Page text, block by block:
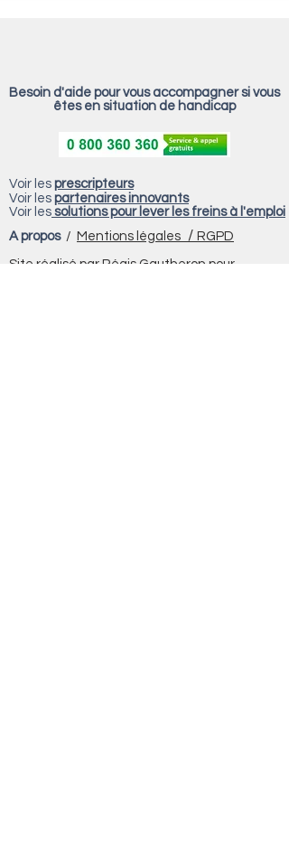
Besoin d'aide pour vous accompagner si vous
êtes en situation de handicap
Voir les prescripteurs
Voir les partenaires innovants
Voir les solutions pour lever les freins à l'emploi
A propos/ Mentions légales / RGPD
Site réalisé par Régis Gautheron pour